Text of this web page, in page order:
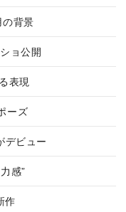
背景
ョ公開
表現
ーズ
デビュー
感”
作